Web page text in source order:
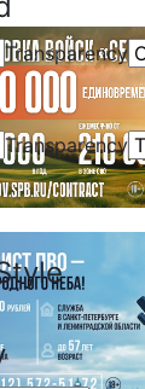
Transparency
Transparency